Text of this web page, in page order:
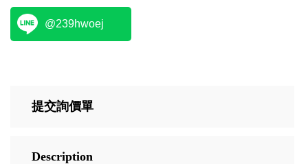
@239hwoej
提交詢價單
Description